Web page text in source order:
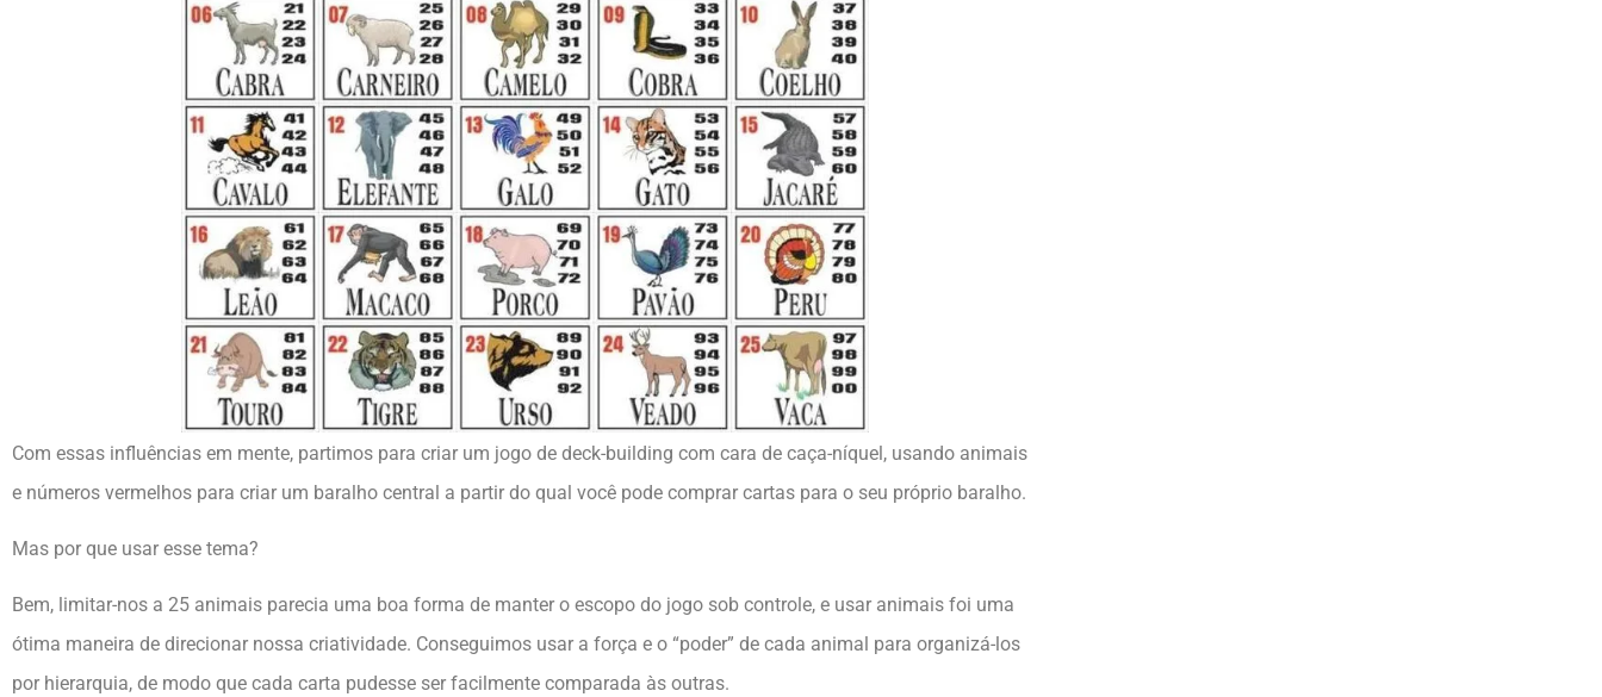
Com essas influências em mente, partimos para criar um jogo de deck-building com cara de caça-níquel, usando animais
e números vermelhos para criar um baralho central a partir do qual você pode comprar cartas para o seu próprio baralho.
Mas por que usar esse tema?
Bem, limitar-nos a 25 animais parecia uma boa forma de manter o escopo do jogo sob controle, e usar animais foi uma
ótima maneira de direcionar nossa criatividade. Conseguimos usar a força e o “poder” de cada animal para organizá-los
por hierarquia, de modo que cada carta pudesse ser facilmente comparada às outras.